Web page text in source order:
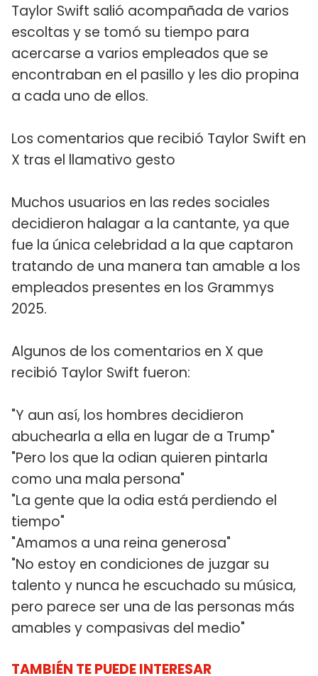
Taylor Swift salió acompañada de varios
escoltas y se tomó su tiempo para
acercarse a varios empleados que se
encontraban en el pasillo y les dio propina
a cada uno de ellos.
Los comentarios que recibió Taylor Swift en
X tras el llamativo gesto
Muchos usuarios en las redes sociales
decidieron halagar a la cantante, ya que
fue la única celebridad a la que captaron
tratando de una manera tan amable a los
empleados presentes en los Grammys
2025.
Algunos de los comentarios en X que
recibió Taylor Swift fueron:
"Y aun así, los hombres decidieron
abuchearla a ella en lugar de a Trump"
"Pero los que la odian quieren pintarla
como una mala persona"
"La gente que la odia está perdiendo el
tiempo"
"Amamos a una reina generosa"
"No estoy en condiciones de juzgar su
talento y nunca he escuchado su música,
pero parece ser una de las personas más
amables y compasivas del medio"
TAMBIÉN TE PUEDE INTERESAR